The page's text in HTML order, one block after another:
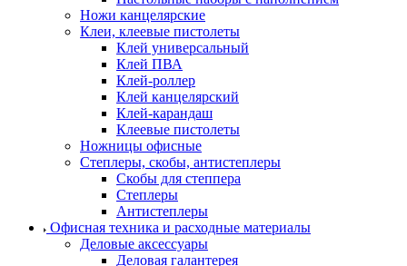
Ножи канцелярские
Клеи, клеевые пистолеты
Клей универсальный
Клей ПВА
Клей-роллер
Клей канцелярский
Клей-карандаш
Клеевые пистолеты
Ножницы офисные
Степлеры, скобы, антистеплеры
Скобы для степпера
Степлеры
Антистеплеры
Офисная техника и расходные материалы
Деловые аксессуары
Деловая галантерея